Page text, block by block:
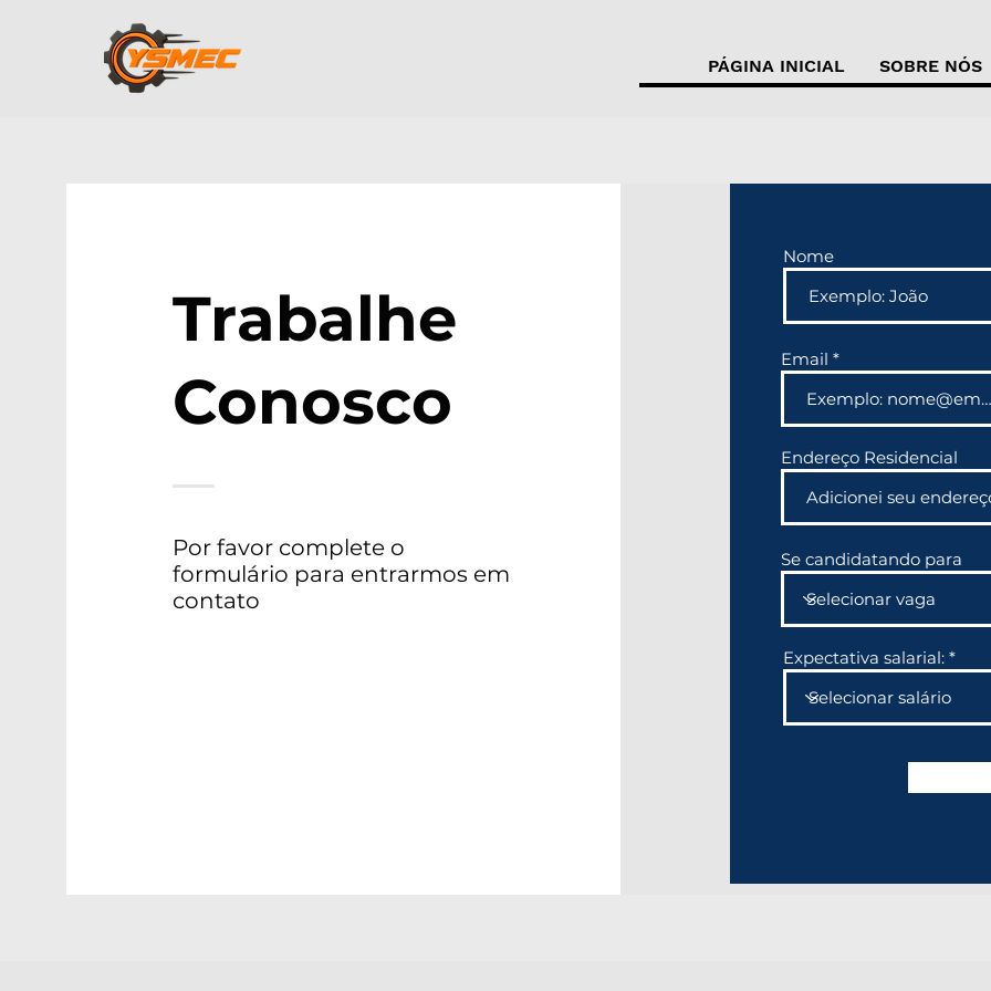
PÁGINA INICIAL SOBRE NÓS
Trabalhe
Conosco
Por favor complete o
formulário para entrarmos em
contato
Nome
Email
Endereço Residencial
Se candidatando para
Expectativa salarial: